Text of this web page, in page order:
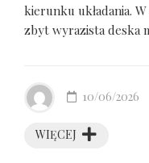
kierunku układania.
zbyt wyrazista deska
WIĘCEJ
10/06/2026